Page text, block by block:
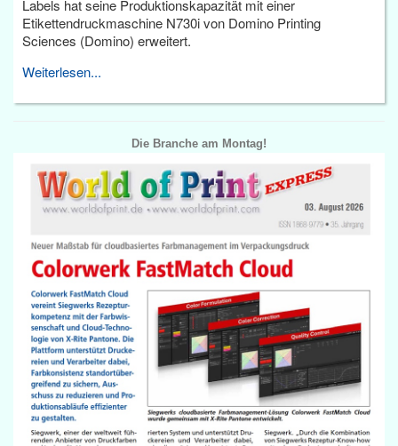
Labels hat seine Produktionskapazität mit einer
Etikettendruckmaschine N730i von Domino Printing
Sciences (Domino) erweitert.
Weiterlesen...
Die Branche am Montag!